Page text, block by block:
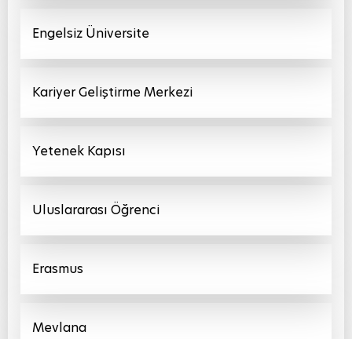
Engelsiz Üniversite
Kariyer Geliştirme Merkezi
Yetenek Kapısı
Uluslararası Öğrenci
Erasmus
Mevlana